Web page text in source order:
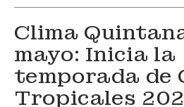
Clima
mayo: Inicia la
temporada de
Tropicales